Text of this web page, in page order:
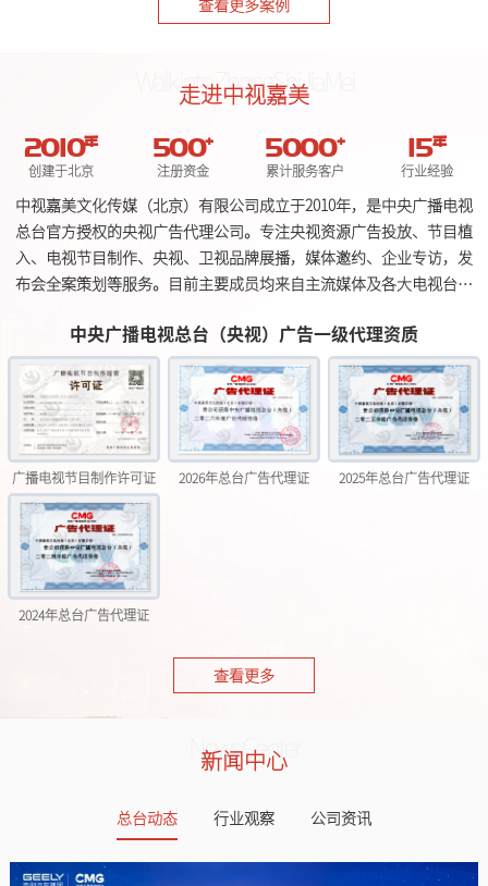
查看更多案例
走进中视嘉美
Walk into ZhongShiJiaMei
2010年
创建于北京
500+
注册资金
5000+
累计服务客户
15年
行业经验
中视嘉美文化传媒（北京）有限公司成立于2010年，是中央广播电视
总台官方授权的央视广告代理公司。专注央视资源广告投放、节目植
入、电视节目制作、央视、卫视品牌展播，媒体邀约、企业专访，发
布会全案策划等服务。目前主要成员均来自主流媒体及各大电视台，
立足点，为客户提供专业化、定制化的全流程品牌升级打造服务。高
效、优质的服务让团队赢得客户的高度好评。
中央广播电视总台（央视）广告一级代理资质
广播电视节目制作许可证 2026年总台广告代理证 2025年总台广告代理证
2024年总台广告代理证
查看更多
新闻中心
News Center
总台动态 行业观察 公司资讯